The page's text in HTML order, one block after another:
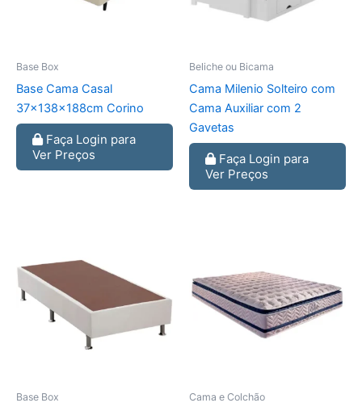
Base Box
Base Cama Casal
37x138x188cm Corino
Faça Login para
Ver Preços
Beliche ou Bicama
Cama Milenio Solteiro com
Cama Auxiliar com 2
Gavetas
Faça Login para
Ver Preços
Base Box Cama e Colchão